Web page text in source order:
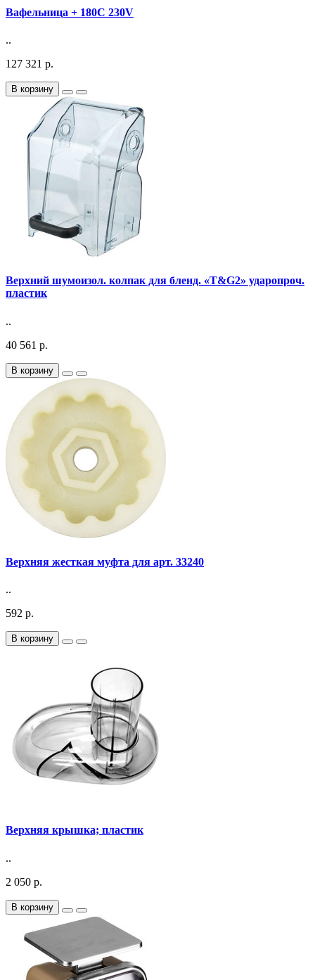
Вафельница + 180С 230V
..
127 321 р.
В корзину
Верхний шумоизол. колпак для бленд. «T&G2» ударопроч.
пластик
..
40 561 р.
В корзину
Верхняя жесткая муфта для арт. 33240
..
592 р.
В корзину
Верхняя крышка; пластик
..
2 050 р.
В корзину